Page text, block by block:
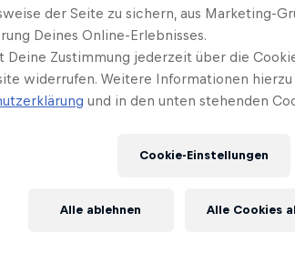
der Seite zu sichern, aus Marketing-
Deines Online-Erlebnisses.
Deine Zustimmung jederzeit über die
widerrufen. Weitere Informationen
und in den unten stehenden
Cookie-Einstellungen
Alle ablehnen Alle Cookies